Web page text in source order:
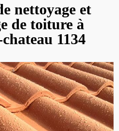
nettoyage et
de toiture à
1134